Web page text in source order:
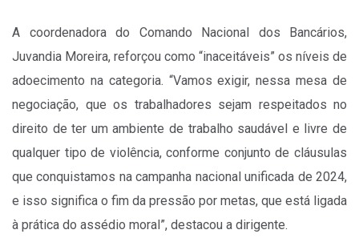
A coordenadora do Comando Nacional dos Bancários,
Juvandia Moreira, reforçou como “inaceitáveis” os níveis de
adoecimento na categoria. “Vamos exigir, nessa mesa de
negociação, que os trabalhadores sejam respeitados no
direito de ter um ambiente de trabalho saudável e livre de
qualquer tipo de violência, conforme conjunto de cláusulas
que conquistamos na campanha nacional unificada de 2024,
e isso significa o fim da pressão por metas, que está ligada
à prática do assédio moral”, destacou a dirigente.